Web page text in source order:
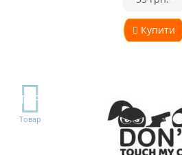
Купити
TOP
Товар